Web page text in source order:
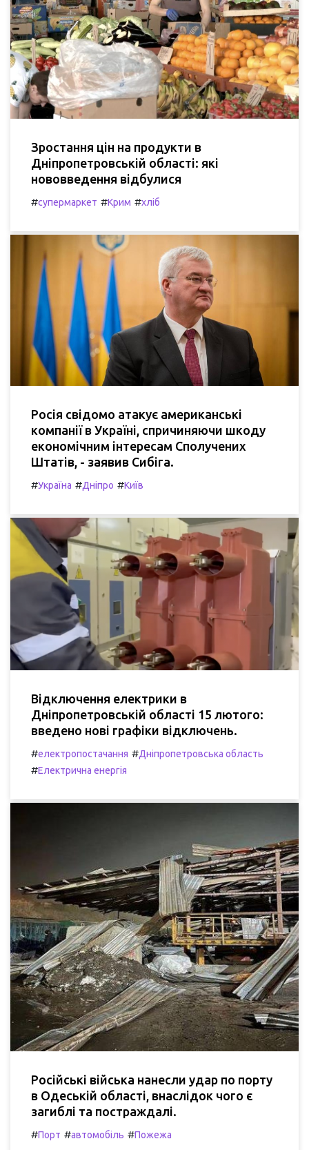
Зростання цін на продукти в
Дніпропетровській області: які
нововведення відбулися
#супермаркет #Крим #хліб
Росія свідомо атакує американські
компанії в Україні, спричиняючи шкоду
економічним інтересам Сполучених
Штатів, - заявив Сибіга.
#Україна #Дніпро #Київ
Відключення електрики в
Дніпропетровській області 15 лютого:
введено нові графіки відключень.
#електропостачання #Дніпропетровська область
#Електрична енергія
Російські війська нанесли удар по порту
в Одеській області, внаслідок чого є
загиблі та постраждалі.
#Порт #автомобіль #Пожежа